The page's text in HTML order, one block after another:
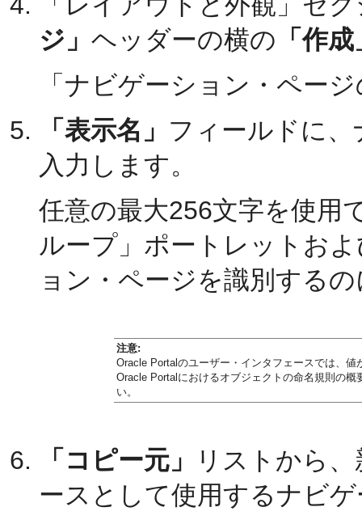
ジ」 ヘッダーの横の 「作
「ナビゲーション・ペー
「表示名」 フィールドに
入力します。
任意の最大256文字を使用
ループ」ポートレットお
ョン・ページを識別する
注意:
Oracle Portalのユーザー・インタフェースでは、
Oracle Portalにおけるオブジェクトの命名規則の概
い。
「コピー元」
リストから
ースとして使用するナビ